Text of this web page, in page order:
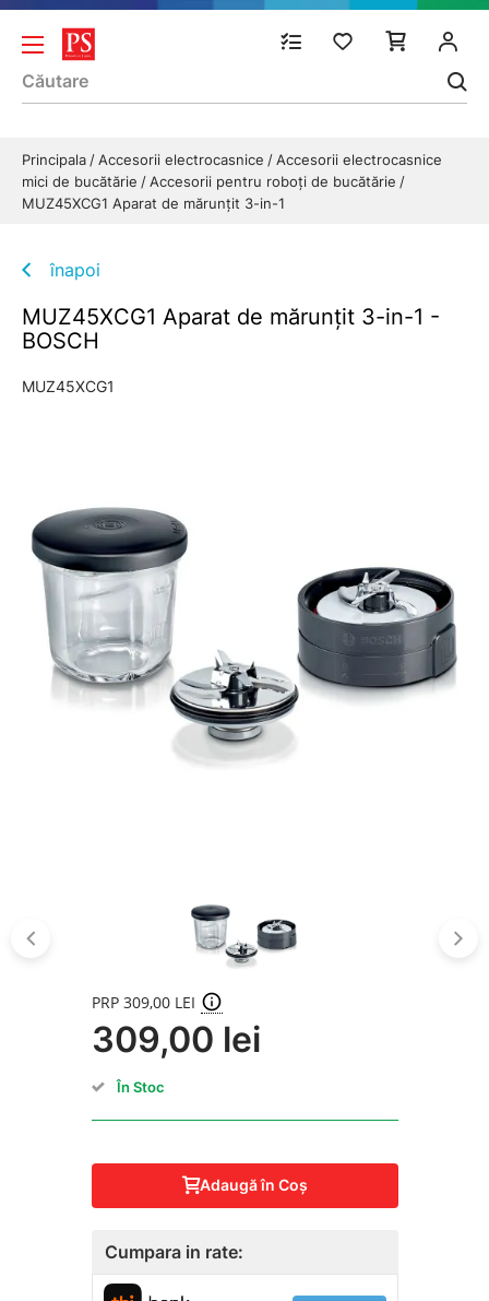
Principala Accesorii electrocasnice
Accesorii electrocasnice
mici de bucătărie
Accesorii pentru roboți de bucătărie
MUZ45XCG1 Aparat de mărunțit 3-in-1
înapoi
MUZ45XCG1 Aparat de mărunțit 3-in-1 -
BOSCH
MUZ45XCG1
PRP 309,00 LEI
309,00 lei
În Stoc
Adaugă în Coş
Cumpara in rate: